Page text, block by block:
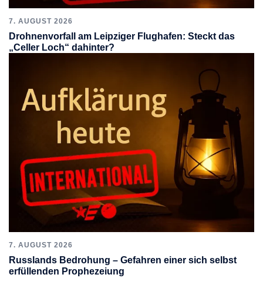
7. AUGUST 2026
Drohnenvorfall am Leipziger Flughafen: Steckt das
„Celler Loch“ dahinter?
7. AUGUST 2026
Russlands Bedrohung – Gefahren einer sich selbst
erfüllenden Prophezeiung